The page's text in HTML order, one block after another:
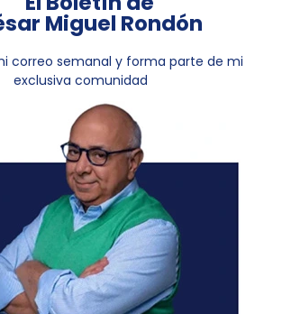
Miguel Rondón
correo semanal y forma parte de mi
exclusiva comunidad